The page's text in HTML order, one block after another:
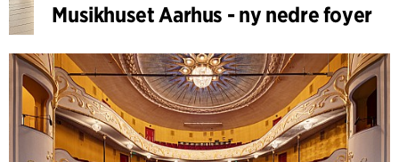
Musikhuset Aarhus - ny nedre foyer